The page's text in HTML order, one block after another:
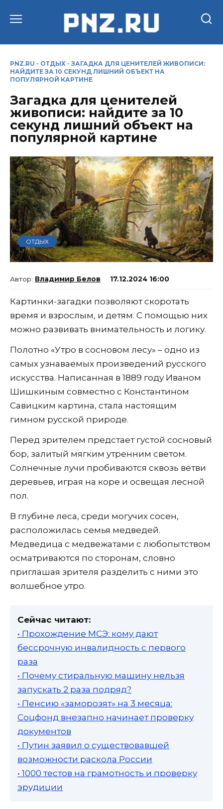
PNZ.RU - ОТДЫХ - ЗАГАДКА ДЛЯ ЦЕНИТЕЛЕЙ ЖИВОПИСИ:
НАЙДИТЕ ЗА 10 СЕКУНД ЛИШНИЙ ОБЪЕКТ НА
ПОПУЛЯРНОЙ КАРТИНЕ
Загадка для ценителей
живописи: найдите за 10
секунд лишний объект на
популярной картине
ОТДЫХ
Владимир Белов 17.12.2024 16:00
Картинки-загадки позволяют скоротать
время и взрослым, и детям. С помощью них
можно развивать внимательность и логику.
Полотно «Утро в сосновом лесу» – одно из
самых узнаваемых произведений русского
искусства. Написанная в 1889 году Иваном
Шишкиным совместно с Константином
Савицким картина, стала настоящим
гимном русской природе.
Перед зрителем предстает густой сосновый
бор, залитый мягким утренним светом.
Солнечные лучи пробиваются сквозь ветви
деревьев, играя на коре и освещая лесной
пол.
В глубине леса, среди могучих сосен,
расположилась семья медведей.
Медведица с медвежатами с любопытством
осматриваются по сторонам, словно
приглашая зрителя разделить с ними это
волшебное утро.
Сейчас читают:
• Прохождение МСЭ: кому дают
бессрочную инвалидность с первого
раза
• Почему стиральную машину нельзя
запускать 2 раза подряд?
• Пенсию «заморозят» на 3 месяца:
Соцфонд внезапно начинает проверку
документов
• Путин заявил о существовавшей
возможности раскола России
• 1000 тестов на грамотность и проверку
эрудиции